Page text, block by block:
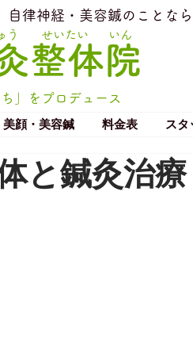
​自律神経・美容鍼のことなら
整体院
せいたい
う いん
」をプロデュース
美顔・美容鍼 料金表 スタ
と鍼灸治